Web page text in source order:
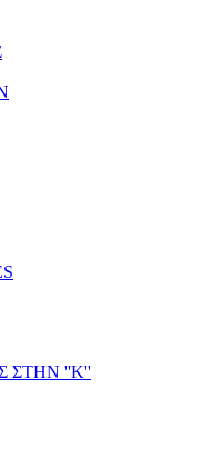
ΣΤΗΝ ''Κ''